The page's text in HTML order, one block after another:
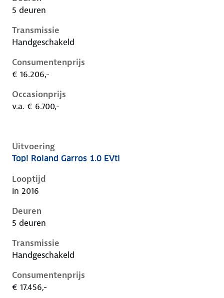
5 deuren
Transmissie
Handgeschakeld
Consumentenprijs
€ 16.206,-
Occasionprijs
v.a. € 6.700,-
Uitvoering
Peugeot 108 i, 1.0 evti, 50 kW, Benzine, 5 deuren
Top! Roland Garros 1.0 EVti
Looptijd
in 2016
Deuren
5 deuren
Transmissie
Handgeschakeld
Consumentenprijs
€ 17.456,-